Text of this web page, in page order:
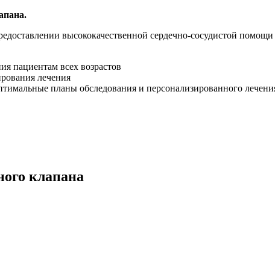
высококачественной сердечно-сосудистой
пациентам всех возрастов
лечения
планы обследования и персонализированного
клапана